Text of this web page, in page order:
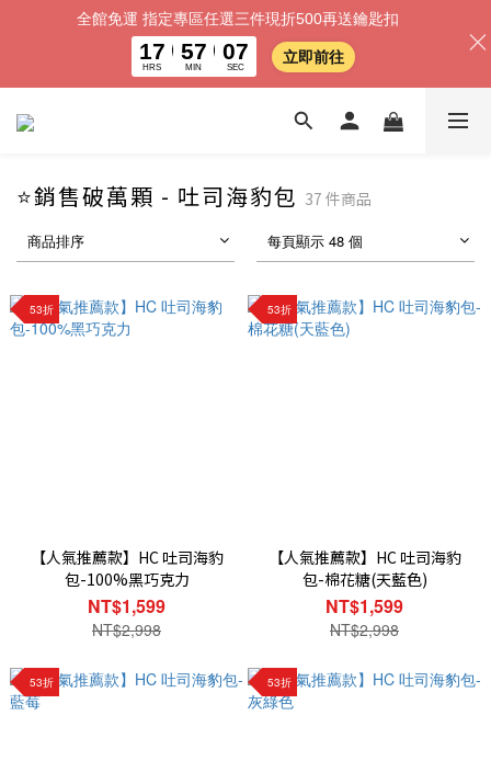
⭐銷售破萬顆 - 吐司海豹包 37 件商品
商品排序 每頁顯示 48 個
53折
【人氣推薦款】HC 吐司海豹
包-100%黑巧克力
NT$1,599
NT$2,998
53折
【人氣推薦款】HC 吐司海豹
包-棉花糖(天藍色)
NT$1,599
NT$2,998
53折 53折
全館免運 指定專區任選三件現折500再送鑰匙扣
17
HRS
57
MIN
06
SEC
立即前往